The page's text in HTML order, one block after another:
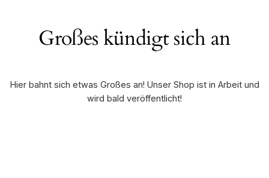
Großes kündigt sich an
Hier bahnt sich etwas Großes an! Unser Shop ist in Arbeit und
wird bald veröffentlicht!